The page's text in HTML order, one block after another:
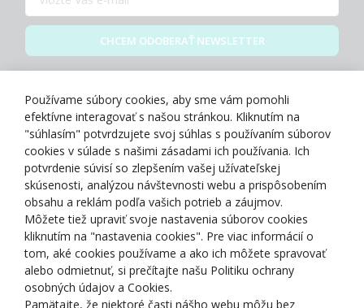
CHCEM ODOBERAŤ NEWSLETTER
O NÁS
NAKUPOVANIE
ZÁKAZNÍCKA ZÓNA
Používame súbory cookies, aby sme vám pomohli
efektívne interagovať s našou stránkou. Kliknutím na
"súhlasím" potvrdzujete svoj súhlas s používaním súborov
cookies v súlade s našimi zásadami ich používania. Ich
potvrdenie súvisí so zlepšením vašej užívateľskej
skúsenosti, analýzou návštevnosti webu a prispôsobením
obsahu a reklám podľa vašich potrieb a záujmov.
Môžete tiež upraviť svoje nastavenia súborov cookies
kliknutím na "nastavenia cookies". Pre viac informácií o
tom, aké cookies používame a ako ich môžete spravovať
alebo odmietnuť, si prečítajte našu Politiku ochrany
osobných údajov a Cookies.
Pamätajte, že niektoré časti nášho webu môžu bez